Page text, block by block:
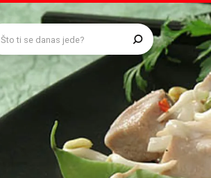
Što ti se danas jede?